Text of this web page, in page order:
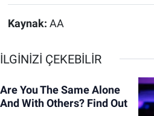
Kaynak: AA